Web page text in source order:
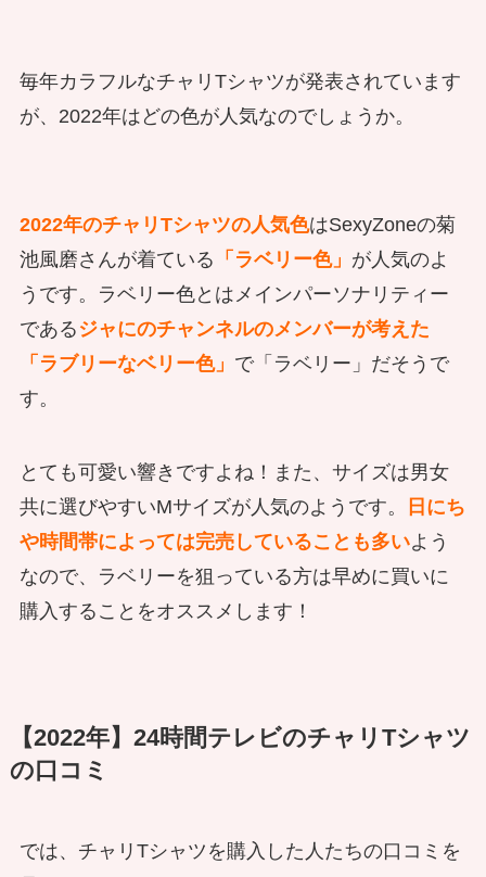
毎年カラフルなチャリTシャツが発表されています
が、2022年はどの色が人気なのでしょうか。
2022年のチャリTシャツの人気色はSexyZoneの菊
池風磨さんが着ている 「ラベリー色」 が人気のよ
うです。ラベリー色とはメインパーソナリティー
である ジャにのチャンネルのメンバーが考えた
「ラブリーなベリー色」 で「ラベリー」だそうで
す。
とても可愛い響きですよね！また、サイズは男女
共に選びやすいMサイズが人気のようです。
日にち
や時間帯によっては完売していることも多いよう
なので、ラベリーを狙っている方は早めに買いに
購入することをオススメします！
【2022年】24時間テレビのチャリTシャツ
の口コミ
では、チャリTシャツを購入した人たちの口コミを